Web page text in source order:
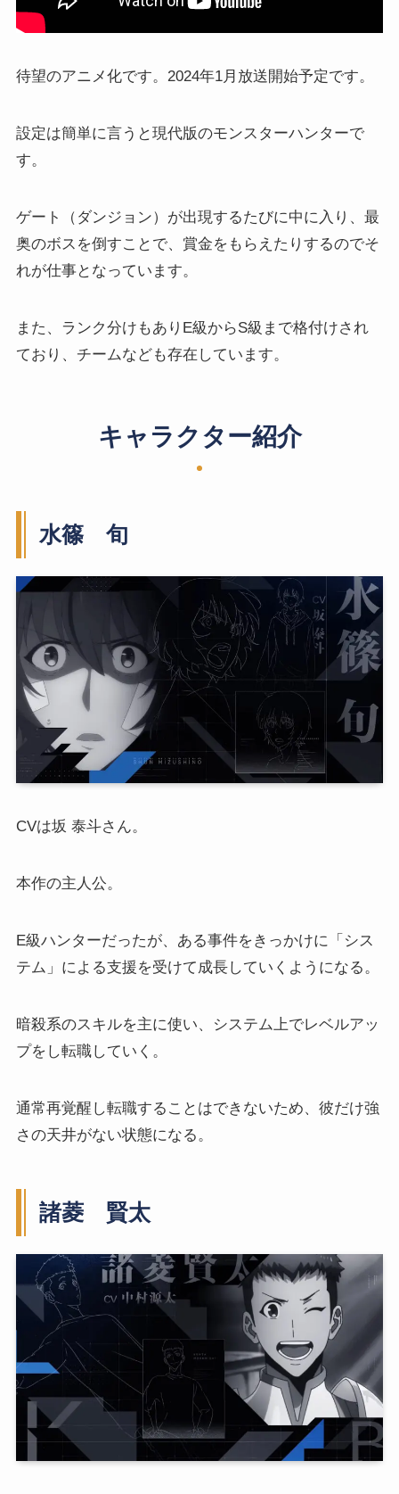
待望のアニメ化です。2024年1月放送開始予定です。
設定は簡単に言うと現代版のモンスターハンターで
す。
ゲート（ダンジョン）が出現するたびに中に入り、最
奥のボスを倒すことで、賞金をもらえたりするのでそ
れが仕事となっています。
また、ランク分けもありE級からS級まで格付けされ
ており、チームなども存在しています。
キャラクター紹介
水篠 旬
CVは坂 泰斗さん。
本作の主人公。
E級ハンターだったが、ある事件をきっかけに「シス
テム」による支援を受けて成長していくようになる。
暗殺系のスキルを主に使い、システム上でレベルアッ
プをし転職していく。
通常再覚醒し転職することはできないため、彼だけ強
さの天井がない状態になる。
諸菱 賢太